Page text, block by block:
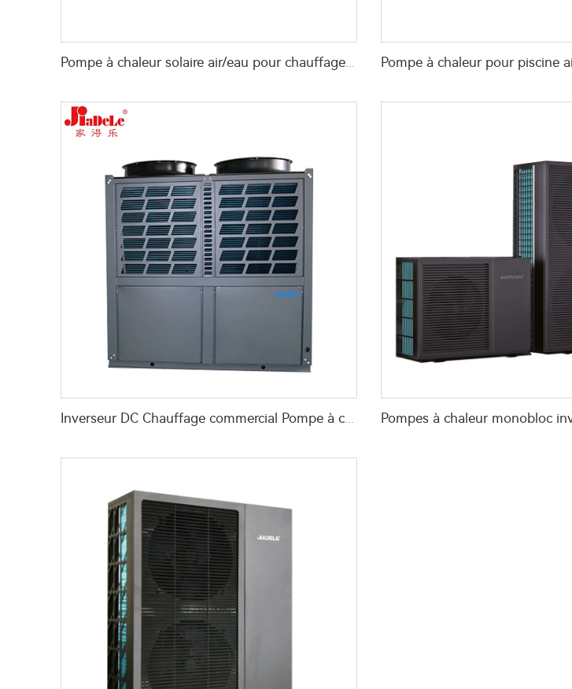
Pompe à chaleur solaire air/eau pour chauffage, refroidissement et ECS R32
Inverseur DC Chauffage commercial Pompe à chaleur Air à Eau pour hôtel, hôpital, école